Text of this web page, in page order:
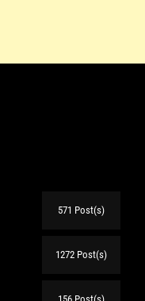
571 Post(s)
1272 Post(s)